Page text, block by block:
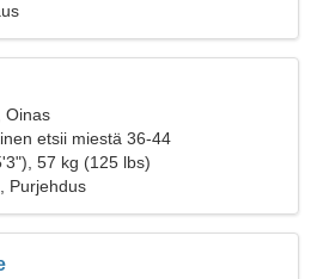
Oinas
etsii miestä 36-44
57 kg (125 lbs)
Purjehdus